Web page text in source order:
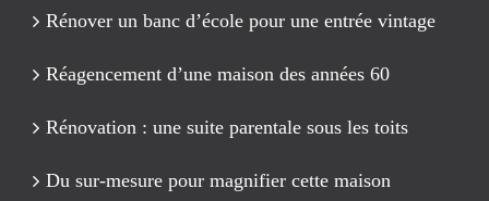
Rénover un banc d’école pour une entrée vintage
Réagencement d’une maison des années 60
Rénovation : une suite parentale sous les toits
Du sur-mesure pour magnifier cette maison